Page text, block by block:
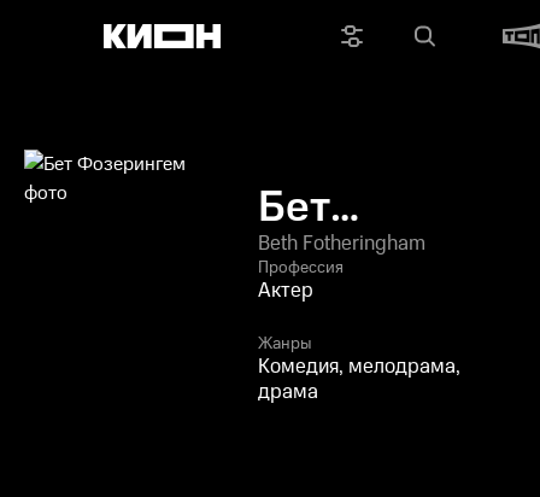
Бет
Фозерингем
Beth Fotheringham
Профессия
Актер
Жанры
Комедия, мелодрама,
драма